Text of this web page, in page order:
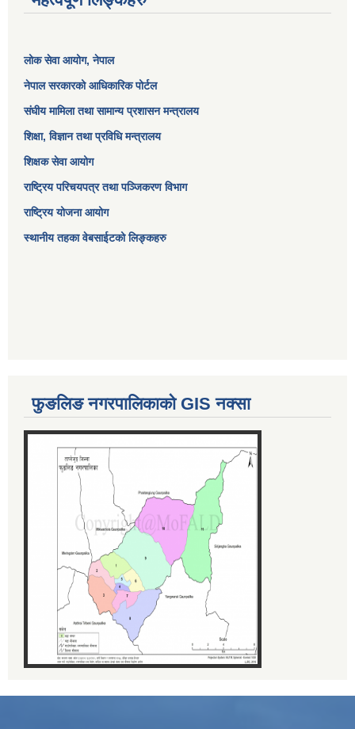
लोक सेवा आयोग, नेपाल
नेपाल सरकारको आधिकारिक पोर्टल
संघीय मामिला तथा सामान्य प्रशासन मन्त्रालय
शिक्षा, विज्ञान तथा प्रविधि मन्त्रालय
शिक्षक सेवा आयोग
राष्ट्रिय परिचयपत्र तथा पञ्जिकरण विभाग
राष्ट्रिय योजना आयोग
स्थानीय तहका वेबसाईटको लिङ्कहरु
फुङलिङ नगरपालिकाको GIS नक्सा